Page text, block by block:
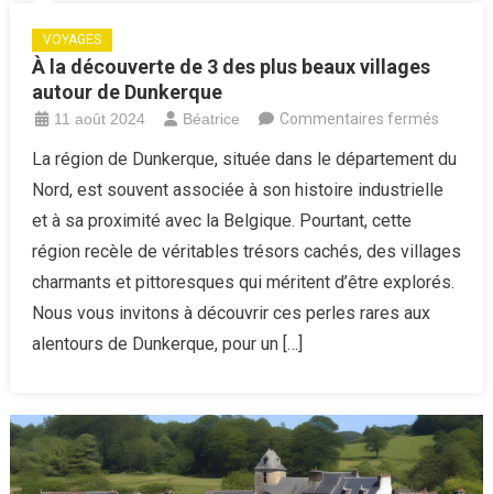
VOYAGES
À la découverte de 3 des plus beaux villages
autour de Dunkerque
11 août 2024 Béatrice Commentaires fermés
3
des
de
La région de Dunkerque, située dans le département du
Nord, est souvent associée à son histoire industrielle
et à sa proximité avec la Belgique. Pourtant, cette
région recèle de véritables trésors cachés, des villages
charmants et pittoresques qui méritent d’être explorés.
Nous vous invitons à découvrir ces perles rares aux
alentours de Dunkerque, pour un […]